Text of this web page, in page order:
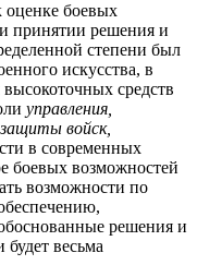
оценке боевых
принятии решения и
степени был
искусства, в
средств
управления,
войск,
в современных
боевых возможностей
возможности по
решения и
будет весьма